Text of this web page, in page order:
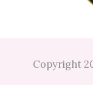
Copyright